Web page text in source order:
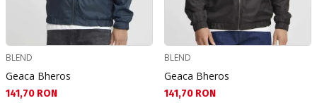
BLEND
Geaca Bheros
Текуща цена:
141,70 RON
BLEND
Geaca Bheros
Текуща цена:
141,70 RON